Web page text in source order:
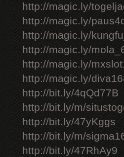
http://magic.ly/
http://magic.ly/
http://magic.ly/
http://magic.ly/
http://magic.ly/
http://magic.ly/
http://bit.ly/4qQd77B
http://bit.ly/m/
http://bit.ly/47yKggs
http://bit.ly/m/
http://bit.ly/47RhAy9